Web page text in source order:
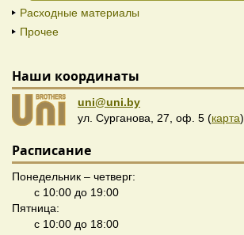
Расходные материалы
Прочее
Наши координаты
uni@uni.by
ул. Сурганова, 27, оф. 5 (карта)
Расписание
Понедельник – четверг:
с 10:00 до 19:00
Пятница:
с 10:00 до 18:00